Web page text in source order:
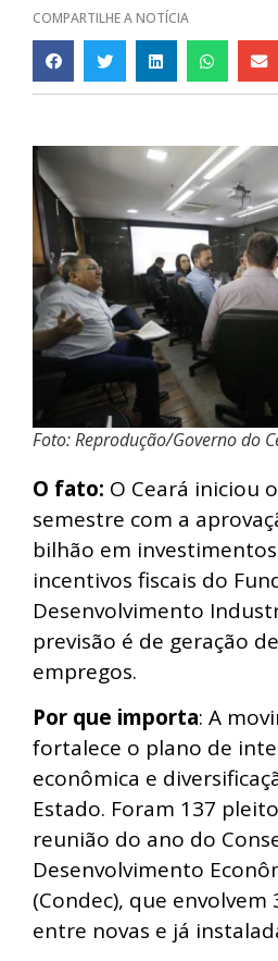
COMPARTILHE A NOTÍCIA
Foto: Reprodução/Governo do
O fato: O Ceará iniciou
semestre com a
bilhão em
incentivos fiscais do
Desenvolvimento
previsão é de geração
empregos.
Por que importa: A
fortalece o plano de
econômica e
Estado. Foram 137
reunião do ano do
Desenvolvimento
(Condec), que envolvem
entre novas e já